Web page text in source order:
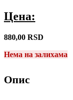
Цена:
880,00 RSD
Нема на залихама
Опис